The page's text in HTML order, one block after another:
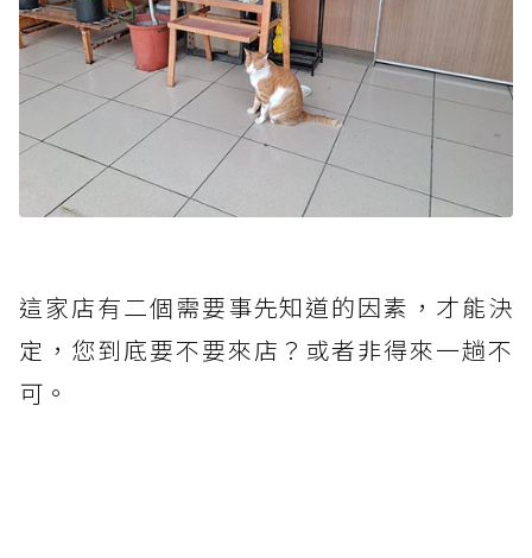
這家店有二個需要事先知道的因素，才能決
定，您到底要不要來店？或者非得來一趟不
可。